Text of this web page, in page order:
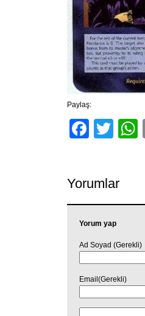
Paylaş:
Yorumlar
Yorum yap
Ad Soyad (Gerekli)
Email(Gerekli)